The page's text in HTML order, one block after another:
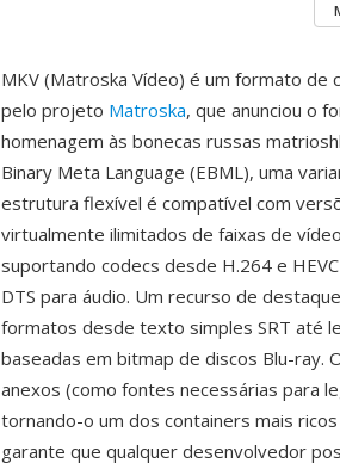
MKV (Matroska Vídeo) é um formato
pelo projeto Matroska, que anunciou o
homenagem às bonecas russas
Binary Meta Language (EBML), uma
estrutura flexível é compatível com
virtualmente ilimitados de faixas de
suportando codecs desde H.264 e
DTS para áudio. Um recurso de
formatos desde texto simples SRT até
baseadas em bitmap de discos Blu-ray.
anexos (como fontes necessárias para
tornando-o um dos containers mais
garante que qualquer desenvolvedor